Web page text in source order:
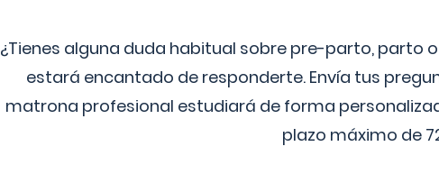
¿Tienes alguna duda habitual sobre pre-parto,
estará encantado de responderte. Envía tus
matrona profesional estudiará de forma
plazo máximo de